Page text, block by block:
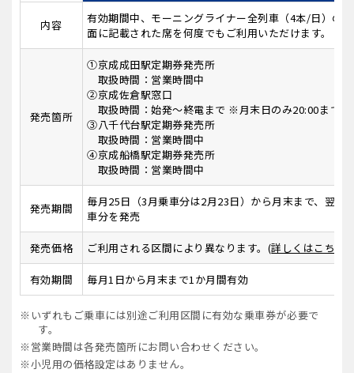
内容
有効期間中、モーニングライナー全列車（4本/日）の券
面に記載された席を何度でもご利用いただけます。
発売箇所
①京成成田駅定期券発売所
取扱時間：営業時間中
②京成佐倉駅窓口
取扱時間：始発～終電まで ※月末日のみ20:00まで
③八千代台駅定期券発売所
取扱時間：営業時間中
④京成船橋駅定期券発売所
取扱時間：営業時間中
発売期間
毎月25日（3月乗車分は2月23日）から月末まで、翌月
車分を発売
発売価格 ご利用される区間により異なります。(詳しくはこちら
有効期間 毎月1日から月末まで1か月間有効
※いずれもご乗車には別途ご利用区間に有効な乗車券が必要で
す。
※営業時間は各発売箇所にお問い合わせください。
※小児用の価格設定はありません。